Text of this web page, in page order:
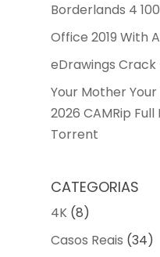
Borderlands 4
Office 2019 With
eDrawings Crack
Your Mother
2026 CAMRip
Torrent
CATEGORIAS
4K(8)
Casos Reais (34)